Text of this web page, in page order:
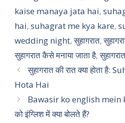
kaise manaya jata hai,
hai, suhagrat me kya kare,
wedding night,सुहागरात,
सुहागरात कैसे मनाया जाता है,
सुहागरात की रात क्या होता है:
Hota Hai
Bawasir ko english mein
को इंग्लिश में क्या बोलते हैं?